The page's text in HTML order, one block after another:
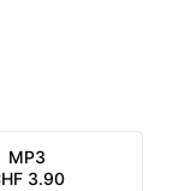
MP3
3.90